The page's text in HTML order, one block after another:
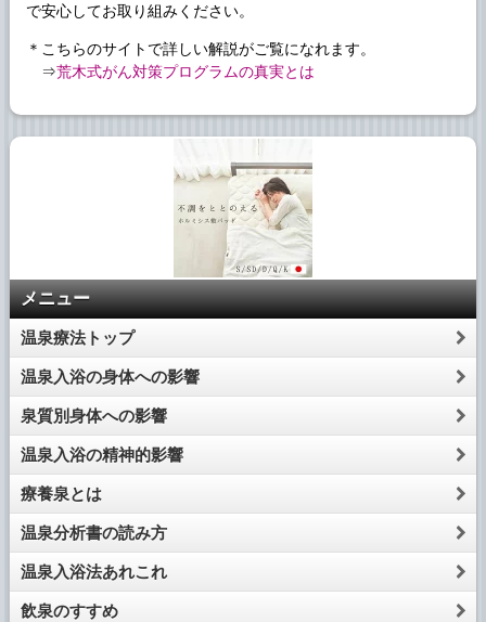
で安心してお取り組みください。
＊こちらのサイトで詳しい解説がご覧になれます。
⇒荒木式がん対策プログラムの真実とは
メニュー
温泉療法トップ
温泉入浴の身体への影響
泉質別身体への影響
温泉入浴の精神的影響
療養泉とは
温泉分析書の読み方
温泉入浴法あれこれ
飲泉のすすめ